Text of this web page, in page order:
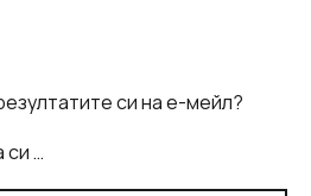
си на е-мейл?
…